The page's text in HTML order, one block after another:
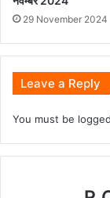
29 November 2024
Leave a Reply
You must be